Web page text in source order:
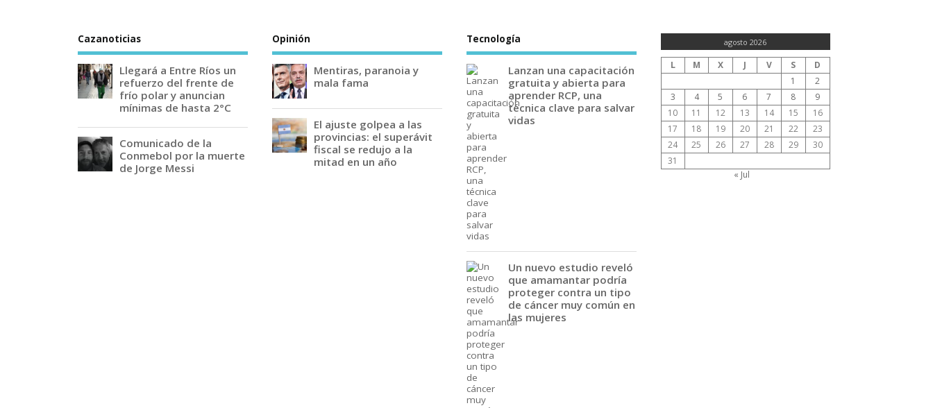
Cazanoticias
Llegará a Entre Ríos un
refuerzo del frente de
frío polar y anuncian
mínimas de hasta 2°C
Comunicado de la
Conmebol por la muerte
de Jorge Messi
Opinión
Mentiras, paranoia y
mala fama
El ajuste golpea a las
provincias: el superávit
fiscal se redujo a la
mitad en un año
Tecnología
Lanzan una capacitación
gratuita y abierta para
aprender RCP, una
técnica clave para salvar
vidas
Un nuevo estudio reveló
que amamantar podría
proteger contra un tipo
de cáncer muy común en
las mujeres
agosto 2026
L M X J V S
D
1
2
3
4 5 6 7 8
9
10
11 12 13 14 15
16
17
18 19 20 21 22
23
24
25 26 27 28 29
30
31
« Jul